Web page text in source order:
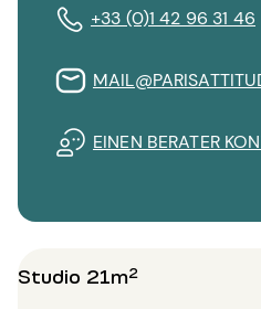
+33 (0)1 42 96 31 46
EINEN BERATER
Studio 21m²